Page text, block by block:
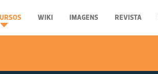
WIKI IMAGENS REVISTA